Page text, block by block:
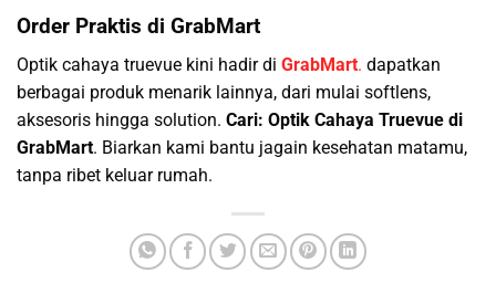
Order Praktis di GrabMart
Optik cahaya truevue kini hadir di GrabMart. dapatkan
berbagai produk menarik lainnya, dari mulai softlens,
aksesoris hingga solution. Cari: Optik Cahaya Truevue di
GrabMart. Biarkan kami bantu jagain kesehatan matamu,
tanpa ribet keluar rumah.